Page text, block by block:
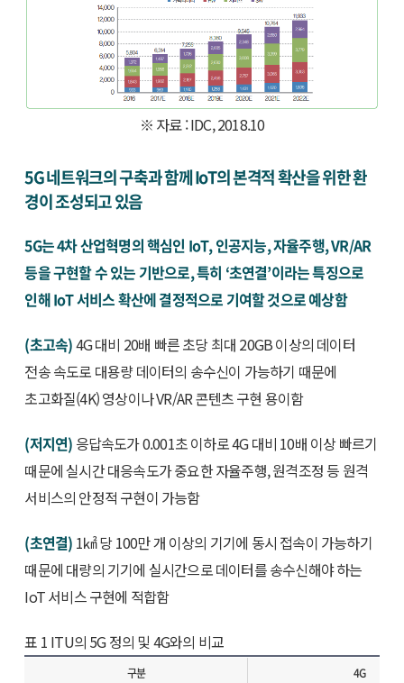
※ 자료 : IDC, 2018.10
5G 네트워크의 구축과 함께 IoT의 본격적 확산을 위한 환
경이 조성되고 있음
5G는 4차 산업혁명의 핵심인 IoT, 인공지능, 자율주행, VR/AR
등을 구현할 수 있는 기반으로, 특히 ‘초연결’이라는 특징으로
인해 IoT 서비스 확산에 결정적으로 기여할 것으로 예상함
(초고속)4G 대비 20배 빠른 초당 최대 20GB 이상의 데이터
전송 속도로 대용량 데이터의 송수신이 가능하기 때문에
초고화질(4K) 영상이나 VR/AR 콘텐츠 구현 용이함
(저지연) 응답속도가 0.001초 이하로 4G 대비 10배 이상 빠르기
때문에 실시간 대응속도가 중요한 자율주행, 원격조정 등 원격
서비스의 안정적 구현이 가능함
(초연결) 1㎢ 당 100만 개 이상의 기기에 동시 접속이 가능하기
때문에 대량의 기기에 실시간으로 데이터를 송수신해야 하는
IoT 서비스 구현에 적합함
표 1 ITU의 5G 정의 및 4G와의 비교
구분 4G